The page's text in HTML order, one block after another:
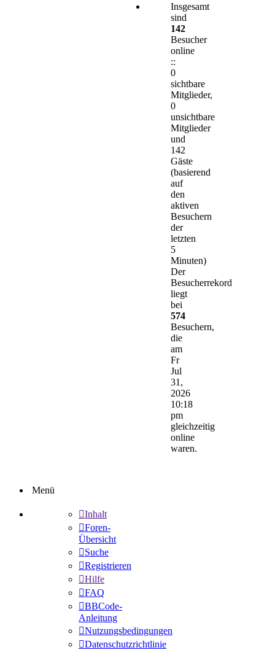
Insgesamt
sind
142
Besucher
online
::
0
sichtbare
Mitglieder,
0
unsichtbare
Mitglieder
und
142
Gäste
(basierend
auf
den
aktiven
Besuchern
der
letzten
5
Minuten)
Der
Besucherrekord
liegt
bei
574
Besuchern,
die
am
Fr
Jul
31,
2026
10:18
pm
gleichzeitig
online
waren.
Menü
Inhalt
Foren-
Übersicht
Suche
Registrieren
Hilfe
FAQ
BBCode-
Anleitung
Nutzungsbedingungen
Datenschutzrichtlinie